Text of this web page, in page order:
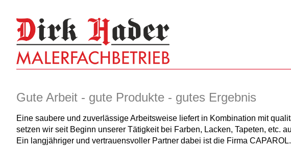
Gute Arbeit - gute Produkte - gutes Ergebnis
Eine saubere und zuverlässige Arbeitsweise liefert in Kombination mit
setzen wir seit Beginn unserer Tätigkeit bei Farben, Lacken, Tapeten, etc.
Ein langjähriger und vertrauensvoller Partner dabei ist die Firma